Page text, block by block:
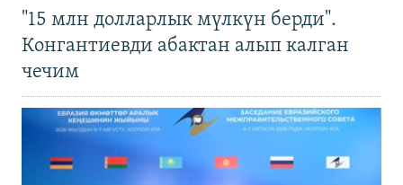
"15 млн долларлык мүлкүн берди".
Конгантиевди абактан алып калган
чечим